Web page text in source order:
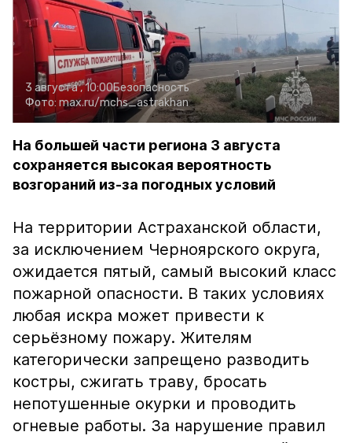
3 августа , 10:00Безопасность
Фото: max.ru/mchs_astrakhan
На большей части региона 3 августа
сохраняется высокая вероятность
возгораний из-за погодных условий
На территории Астраханской области,
за исключением Черноярского округа,
ожидается пятый, самый высокий класс
пожарной опасности. В таких условиях
любая искра может привести к
серьёзному пожару. Жителям
категорически запрещено разводить
костры, сжигать траву, бросать
непотушенные окурки и проводить
огневые работы. За нарушение правил